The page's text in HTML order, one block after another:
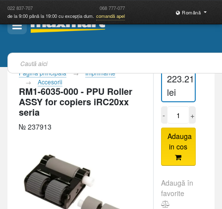
022 837-707 068 777-077
de la 9:00 până la 19:00 cu excepția dum. comandă apel
Română
Pagina principală
Imprimante
Accesorii
RM1-6035-000 - PPU Roller
ASSY for copiers iRC20xx
seria
№ 237913
223.21
lei
- +
Adauga
in cos
Adaugă în
favorite